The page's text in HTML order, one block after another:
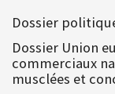
Dossier
Dossier Union
commerciaux
musclées et